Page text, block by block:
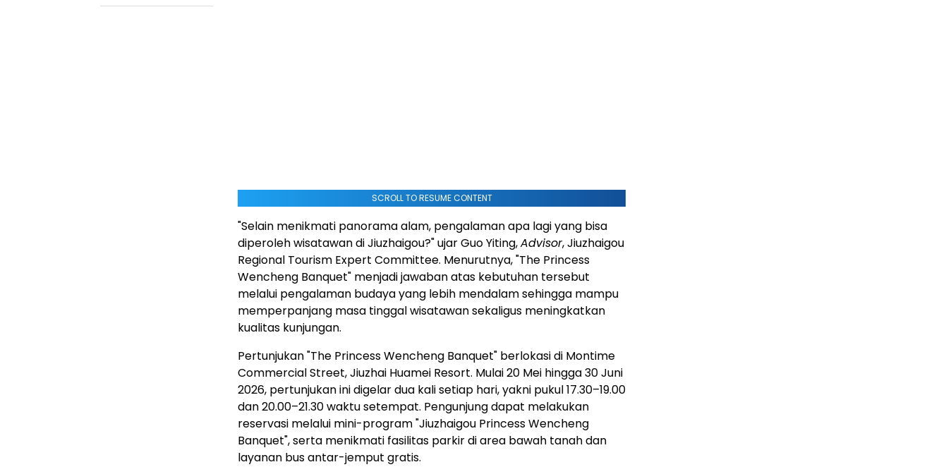
SCROLL TO RESUME CONTENT
"Selain menikmati panorama alam, pengalaman apa lagi yang bisa
diperoleh wisatawan di Jiuzhaigou?" ujar Guo Yiting,Advisor, Jiuzhaigou
Regional Tourism Expert Committee. Menurutnya, "The Princess
Wencheng Banquet" menjadi jawaban atas kebutuhan tersebut
melalui pengalaman budaya yang lebih mendalam sehingga mampu
memperpanjang masa tinggal wisatawan sekaligus meningkatkan
kualitas kunjungan.
Pertunjukan "The Princess Wencheng Banquet" berlokasi di Montime
Commercial Street, Jiuzhai Huamei Resort. Mulai 20 Mei hingga 30 Juni
2026, pertunjukan ini digelar dua kali setiap hari, yakni pukul 17.30–19.00
dan 20.00–21.30 waktu setempat. Pengunjung dapat melakukan
reservasi melalui mini-program "Jiuzhaigou Princess Wencheng
Banquet", serta menikmati fasilitas parkir di area bawah tanah dan
layanan bus antar-jemput gratis.